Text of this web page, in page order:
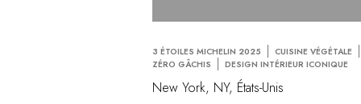
3 ÉTOILES MICHELIN 2025
CUISINE VÉGÉTALE
ZÉRO GÂCHIS
DESIGN INTÉRIEUR ICONIQUE
New York, NY, États-Unis